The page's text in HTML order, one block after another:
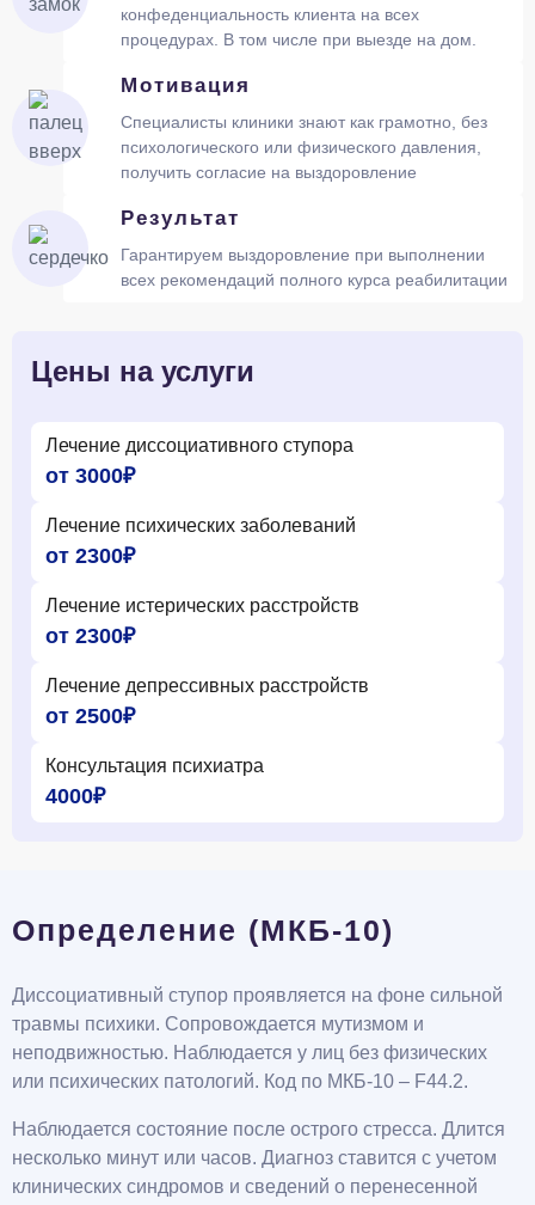
конфеденциальность клиента на всех
процедурах. В том числе при выезде на дом.
Мотивация
Специалисты клиники знают как грамотно, без
психологического или физического давления,
получить согласие на выздоровление
Результат
Гарантируем выздоровление при выполнении
всех рекомендаций полного курса реабилитации
Цены на услуги
Лечение диссоциативного ступора
от 3000₽
Лечение психических заболеваний
от 2300₽
Лечение истерических расстройств
от 2300₽
Лечение депрессивных расстройств
от 2500₽
Консультация психиатра
4000₽
Определение (МКБ-10)
Диссоциативный ступор проявляется на фоне сильной
травмы психики. Сопровождается мутизмом и
неподвижностью. Наблюдается у лиц без физических
или психических патологий. Код по МКБ-10 – F44.2.
Наблюдается состояние после острого стресса. Длится
несколько минут или часов. Диагноз ставится с учетом
клинических синдромов и сведений о перенесенной